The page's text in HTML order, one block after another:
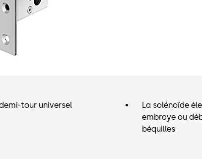
tour universel
La solénoïde
embraye ou
béquilles